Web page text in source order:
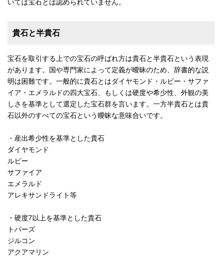
いては宝石とは認められていません。
貴石と半貴石
宝石を取引する上での宝石の呼ばれ方は貴石と半貴石という表現
があります。国や専門家によって定義が曖昧のため、辞書的な説
明は困難です。一般的に貴石とはダイヤモンド・ルビー・サファ
イア・エメラルドの四大宝石、もしくは硬度や希少性、外観の美
しさを基準として選定した宝石群を言います。一方半貴石とは貴
石以外のすべての宝石という曖昧な意味合いです。
・産出希少性を基準とした貴石
ダイヤモンド
ルビー
サファイア
エメラルド
アレキサンドライト等
・硬度7以上を基準とした貴石
トパーズ
ジルコン
アクアマリン